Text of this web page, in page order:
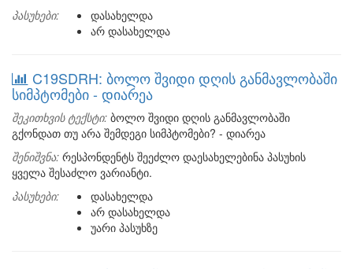
პასუხები:
დასახელდა
არ დასახელდა
C19SDRH: ბოლო შვიდი დღის განმავლობაში
სიმპტომები - დიარეა
შეკითხვის ტექსტი: ბოლო შვიდი დღის განმავლობაში
გქონდათ თუ არა შემდეგი სიმპტომები? - დიარეა
შენიშვნა: რესპონდენტს შეეძლო დაესახელებინა პასუხის
ყველა შესაძლო ვარიანტი.
პასუხები:
დასახელდა
არ დასახელდა
უარი პასუხზე